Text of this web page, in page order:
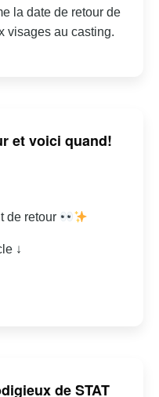
la date de retour de
visages au casting.
et voici quand!
de retour
↓
de STAT